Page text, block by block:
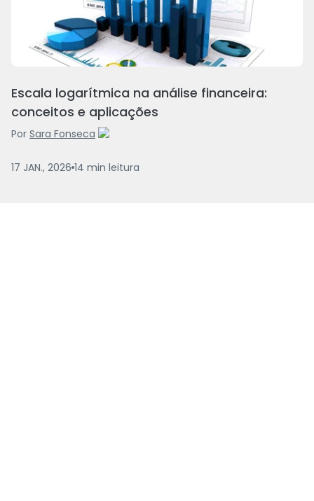
Escala logarítmica na análise financeira:
conceitos e aplicações
Por Sara Fonseca
17 JAN., 2026 14 min leitura